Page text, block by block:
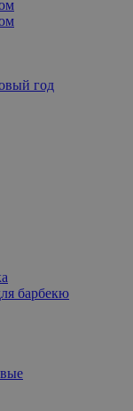
год
барбекю